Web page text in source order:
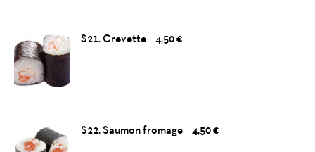
S21. Crevette 4,50 €
S22. Saumon fromage 4,50 €